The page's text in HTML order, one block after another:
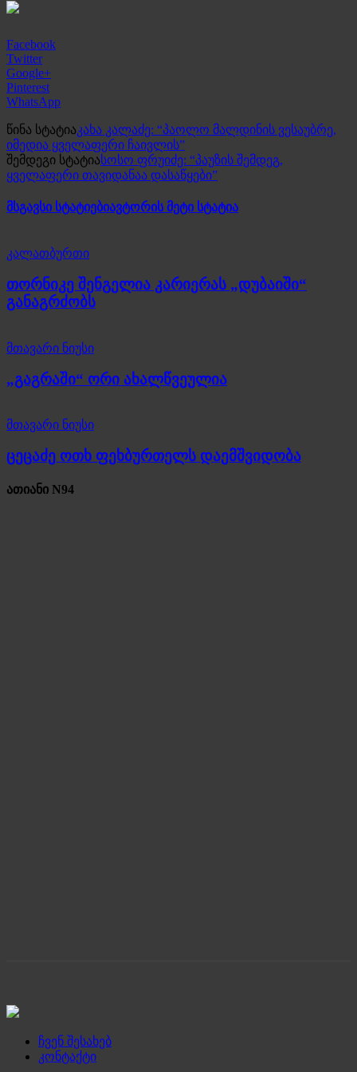
Facebook
Twitter
Google+
Pinterest
WhatsApp
წინა სტატიაკახა კალაძე: “პაოლო მალდინის ვესაუბრე,
იმედია ყველაფერი ჩაივლის”
შემდეგი სტატიასოსო ფრუიძე: “პაუზის შემდეგ,
ყველაფერი თავიდანაა დასაწყები”
მსგავსი სტატიებიავტორის მეტი სტატია
კალათბურთი
თორნიკე შენგელია კარიერას „დუბაიში“
განაგრძობს
მთავარი ნიუსი
„გაგრაში“ ორი ახალწვეულია
მთავარი ნიუსი
ცეცაძე ოთხ ფეხბურთელს დაემშვიდობა
ათიანი N94
ჩვენ შესახებ
კონტაქტი